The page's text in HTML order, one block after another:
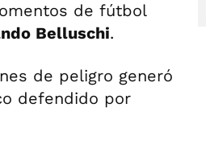
de fútbol
Belluschi.
de peligro generó
defendido por